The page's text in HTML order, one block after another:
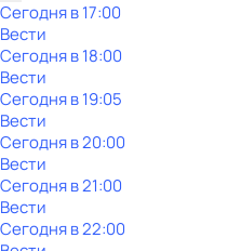
Сегодня в 17:00
Вести
Сегодня в 18:00
Вести
Сегодня в 19:05
Вести
Сегодня в 20:00
Вести
Сегодня в 21:00
Вести
Сегодня в 22:00